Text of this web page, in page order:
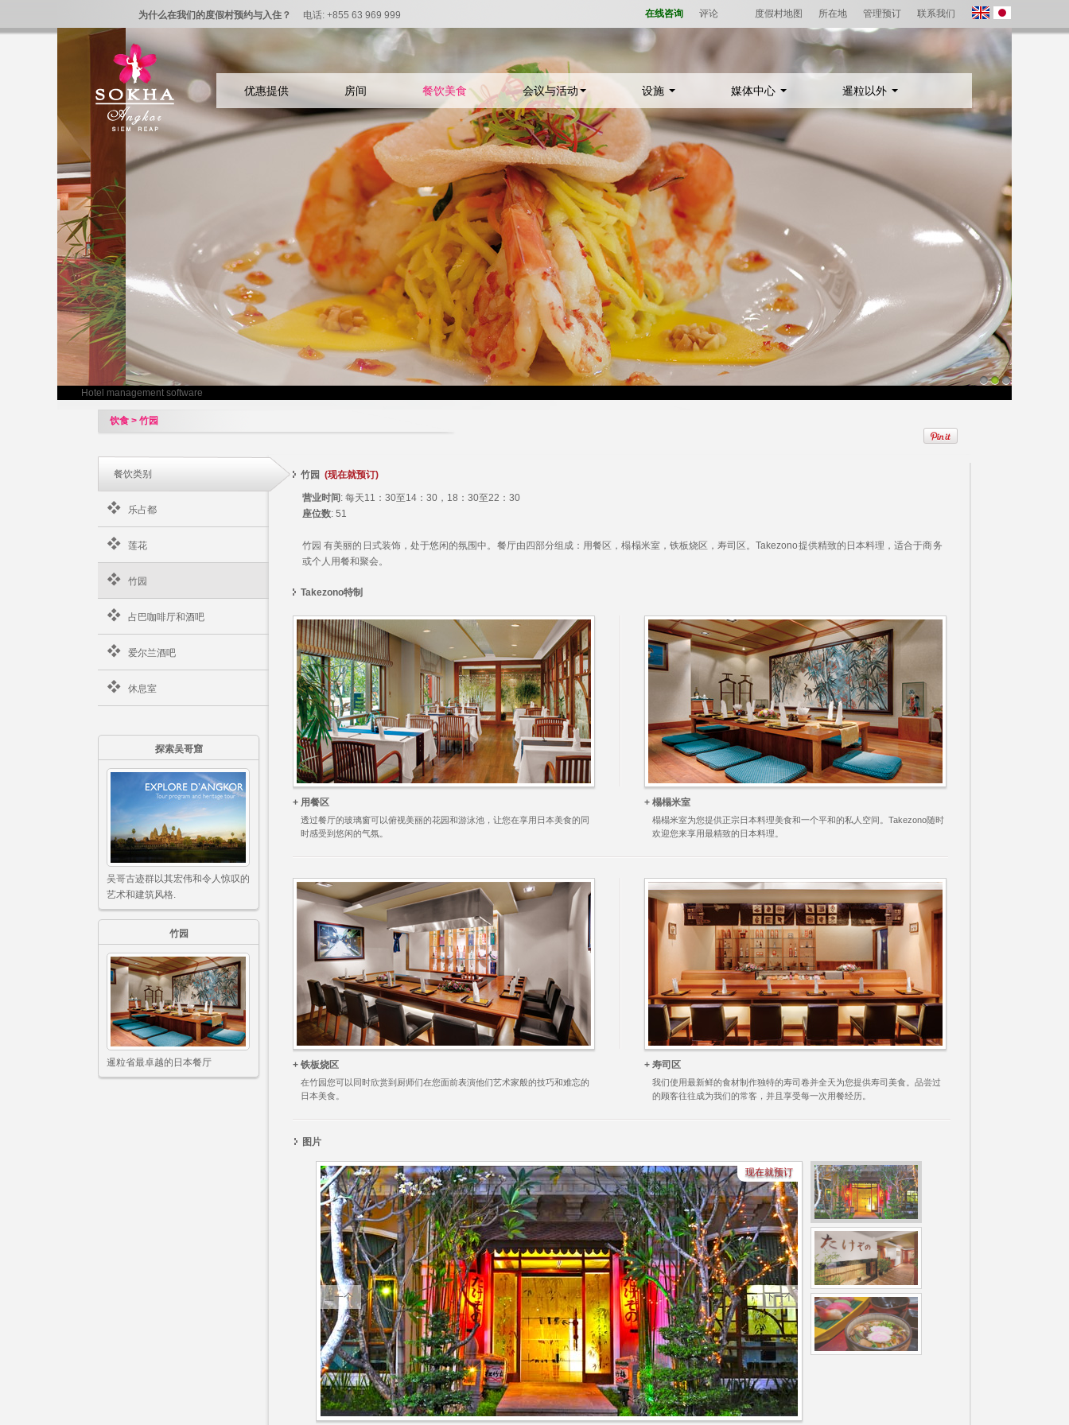
为什么在我们的度假村预约与入住？ 电话: +855 63 969 999 在线咨询 评论 度假村地图 所在地 管理预订 联系我们
优惠提供 房间 餐饮美食 会议与活动 设施 媒体中心 暹粒以外
Hotel management software
饮食 > 竹园
餐饮类别
乐占都
莲花
竹园
占巴咖啡厅和酒吧
爱尔兰酒吧
休息室
探索吴哥窟
吴哥古迹群以其宏伟和令人惊叹的
艺术和建筑风格.
竹园
暹粒省最卓越的日本餐厅
竹园 (现在就预订)
营业时间 : 每天11：30至14：30，18：30至22：30
座位数: 51
竹园 有美丽的日式装饰，处于悠闲的氛围中。餐厅由四部分组成：用餐区，榻榻米室，铁板烧区，寿司区。Takezono提供精致的日本料理，适合于商务
或个人用餐和聚会。
Takezono特制
+ 用餐区
透过餐厅的玻璃窗可以俯视美丽的花园和游泳池，让您在享用日本美食的同
时感受到悠闲的气氛。
+ 榻榻米室
榻榻米室为您提供正宗日本料理美食和一个平和的私人空间。Takezono随时
欢迎您来享用最精致的日本料理。
+ 铁板烧区
在竹园您可以同时欣赏到厨师们在您面前表演他们艺术家般的技巧和难忘的
日本美食。
+ 寿司区
我们使用最新鲜的食材制作独特的寿司卷并全天为您提供寿司美食。品尝过
的顾客往往成为我们的常客，并且享受每一次用餐经历。
图片
上一个 下一个
现在就预订